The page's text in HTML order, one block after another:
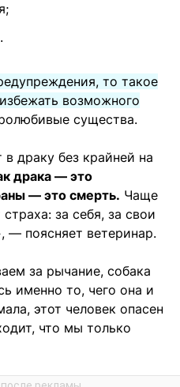
то такое
возможного
существа.
драку без крайней на
драка — это
— это смерть. Чаще
за себя, за свои
— поясняет ветеринар.
за рычание, собака
именно то, чего она и
этот человек опасен
что мы только